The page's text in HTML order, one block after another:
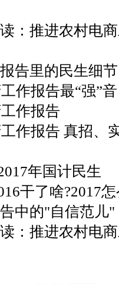
：推进农村电
告里的民生细节
作报告最“强”音
作报告
作报告 真招、
年国计民生
干了啥?2017怎
中的"自信范儿"
：推进农村电